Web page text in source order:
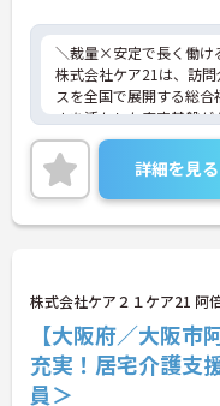
■ 年齢問わず長く働け
将来を見据えてキャリア
・定年制度なしで長期勤
・退職金制度や持株会あ
・勤続年数に応じた手当
→ 腰を据えて働きたい方
＼裁量×安定で長く働
株式会社ケア21は、訪
スを全国で展開する総
さを活かした安定基盤
運営の裁量があり、現
す。利用者様の在宅から
め、視野を広げながら
エリアマネージャーの
「一人で抱え込まない
■ 「高収入×納得感」し
役割に応じた給与でモ
・月給35万円以上＋役
・特定処遇加算が給与に
詳細を見る
株式会社ケア２１ケア21 阿
【大阪府／大阪
充実！居宅介護支
員＞